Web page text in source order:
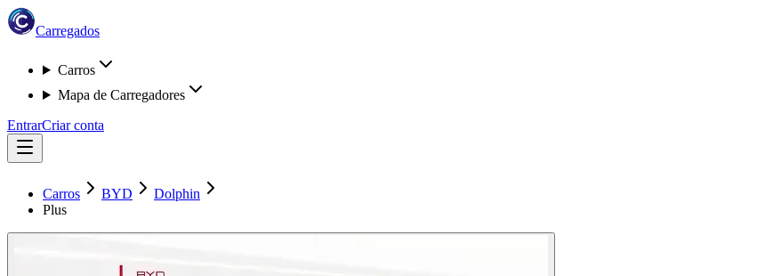
Carregados
Carros
Mapa de Carregadores
EntrarCriar conta
Carros BYD
Dolphin
Plus